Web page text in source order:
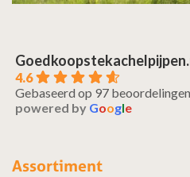
4.6
Gebaseerd op 97 beoordelingen
powered by Google
Assortiment